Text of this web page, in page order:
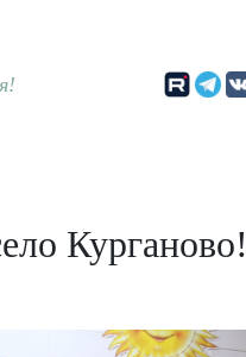
Курганово!